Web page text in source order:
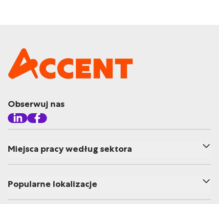
Obserwuj nas
Miejsca pracy według sektora
Popularne lokalizacje